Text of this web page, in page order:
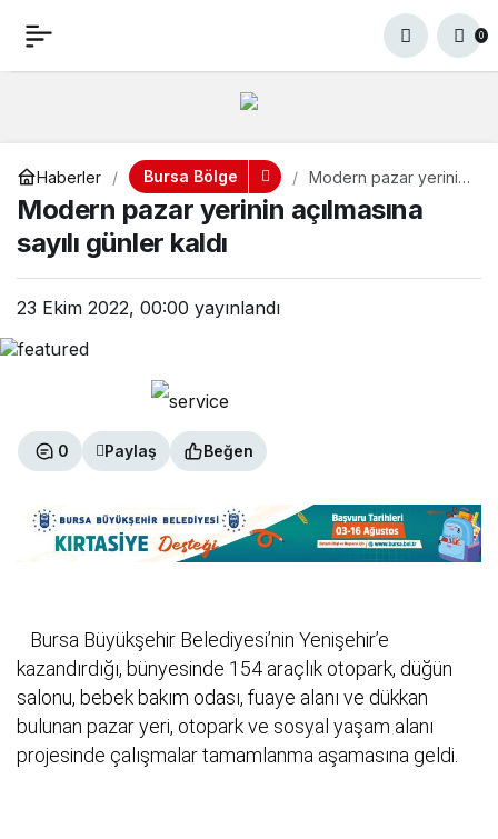
0
Haberler Bursa Bölge
Modern pazar yerinin
açılmasına sayılı
günler kaldı
Modern pazar yerinin açılmasına
sayılı günler kaldı
23 Ekim 2022, 00:00 yayınlandı
0 Paylaş Beğen
Bursa Büyükşehir Belediyesi’nin Yenişehir’e
kazandırdığı, bünyesinde 154 araçlık otopark, düğün
salonu, bebek bakım odası, fuaye alanı ve dükkan
bulunan pazar yeri, otopark ve sosyal yaşam alanı
projesinde çalışmalar tamamlanma aşamasına geldi.
Modern pazar yerinin 0 Paylaş